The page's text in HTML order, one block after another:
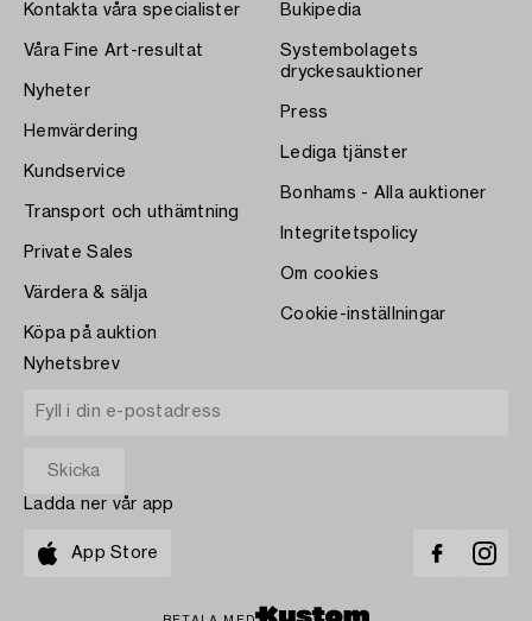
Kontakta våra specialister
Våra Fine Art-resultat
Nyheter
Hemvärdering
Kundservice
Transport och uthämtning
Private Sales
Värdera & sälja
Köpa på auktion
Bukipedia
Systembolagets
dryckesauktioner
Press
Lediga tjänster
Bonhams - Alla auktioner
Integritetspolicy
Om cookies
Cookie-inställningar
Nyhetsbrev
Ladda ner vår app
App Store